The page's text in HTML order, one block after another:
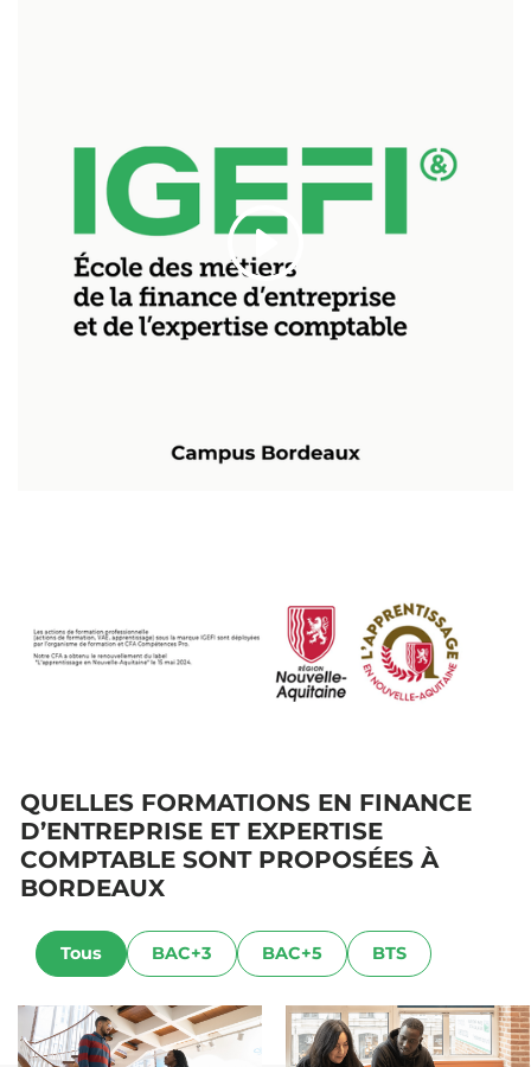
QUELLES FORMATIONS EN FINANCE
D’ENTREPRISE ET EXPERTISE
COMPTABLE SONT PROPOSÉES À
BORDEAUX
Tous BAC+3 BAC+5 BTS